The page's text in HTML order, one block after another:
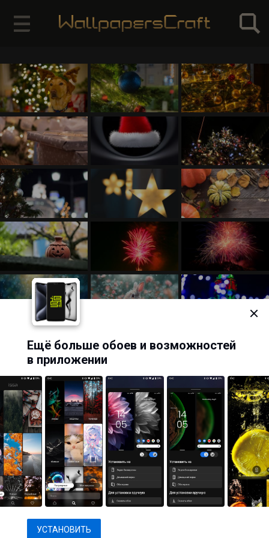
1 2
Показать теги
© 2013–2026, WallpapersCraft
Обои для рабочего стола, скачать бесплатно обои HD, картинки и фото.
Пожаловаться
О нас
Разработано вEastwood
Ещё больше обоев и возможностей
в приложении
УСТАНОВИТЬ